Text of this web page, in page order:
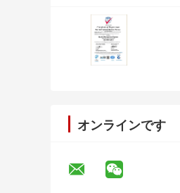
オンラインです